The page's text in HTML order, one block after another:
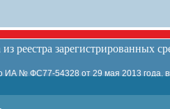
реестра зарегистрированных
№ ФС77-54328 от 29 мая 2013